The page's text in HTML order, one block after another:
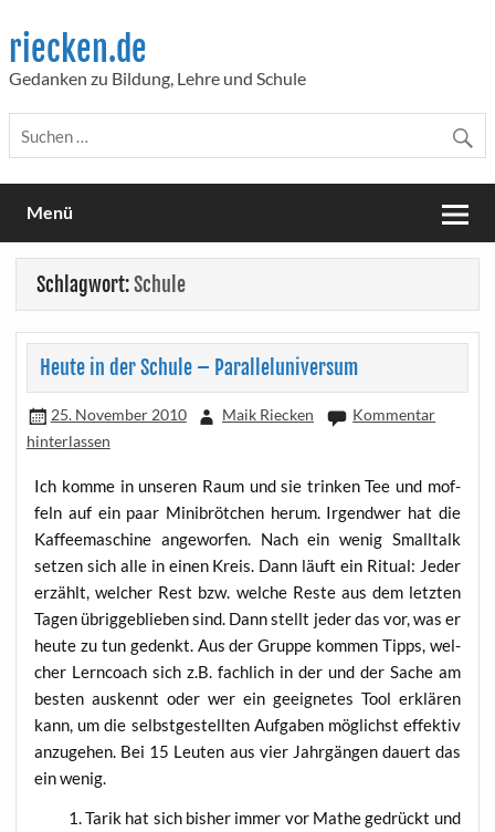
content
riecken.de
Gedanken zu Bildung, Lehre und Schule
Menü
Schlagwort:Schule
Heute in der Schule – Paralleluniversum
25. November 2010 Maik Riecken
Kommentar
hinterlassen
Ich kom­me in unse­ren Raum und sie trin­ken Tee und mof­
feln auf ein paar Mini­bröt­chen her­um. Irgend­wer hat die
Kaf­fee­ma­schi­ne ange­wor­fen. Nach ein wenig Small­talk
set­zen sich alle in einen Kreis. Dann läuft ein Ritu­al: Jeder
erzählt, wel­cher Rest bzw. wel­che Res­te aus dem letz­ten
Tagen übrig­ge­blie­ben sind. Dann stellt jeder das vor, was er
heu­te zu tun gedenkt. Aus der Grup­pe kom­men Tipps, wel­
cher Lern­coach sich z.B. fach­lich in der und der Sache am
bes­ten aus­kennt oder wer ein geeig­ne­tes Tool erklä­ren
kann, um die selbst­ge­stell­ten Auf­ga­ben mög­lichst effek­tiv
anzu­ge­hen. Bei 15 Leu­ten aus vier Jahr­gän­gen dau­ert das
ein wenig.
Tarik hat sich bis­her immer vor Mathe gedrückt und